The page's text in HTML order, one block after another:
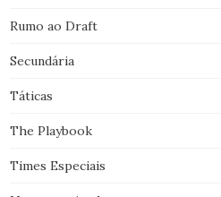
Rumo ao Draft
Secundária
Táticas
The Playbook
Times Especiais